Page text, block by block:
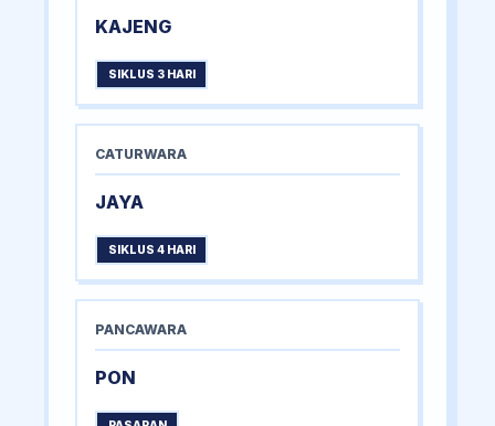
KAJENG
SIKLUS 3 HARI
CATURWARA
JAYA
SIKLUS 4 HARI
PANCAWARA
PON